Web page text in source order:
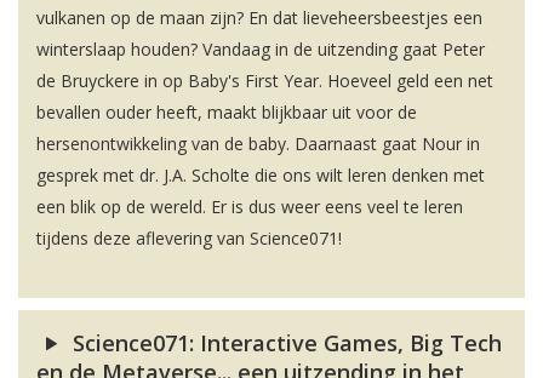
vulkanen op de maan zijn? En dat lieveheersbeestjes een
winterslaap houden? Vandaag in de uitzending gaat Peter
de Bruyckere in op Baby's First Year. Hoeveel geld een net
bevallen ouder heeft, maakt blijkbaar uit voor de
hersenontwikkeling van de baby. Daarnaast gaat Nour in
gesprek met dr. J.A. Scholte die ons wilt leren denken met
een blik op de wereld. Er is dus weer eens veel te leren
tijdens deze aflevering van Science071!
Science071: Interactive Games, Big Tech